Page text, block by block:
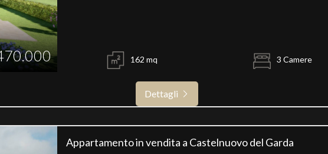
162 mq 3 Camere
Dettagli
Appartamento in vendita a Castelnuovo del Garda